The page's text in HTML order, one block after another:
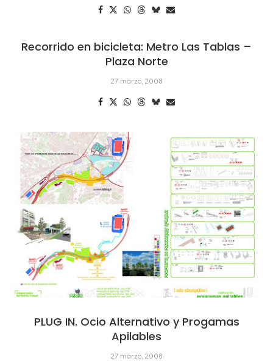
Recorrido en bicicleta: Metro Las Tablas –
Plaza Norte
27 marzo, 2008
PLUG IN. Ocio Alternativo y Progamas
Apilables
27 marzo, 2008